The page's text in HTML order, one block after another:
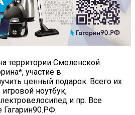
территории Смоленской
участие в
ценный подарок. Всего их
ноутбук,
и пр. Все
Гагарин90.РФ.